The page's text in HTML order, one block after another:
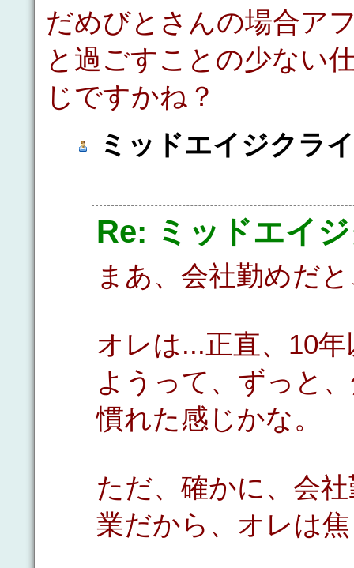
だめびとさんの場合ア
と過ごすことの少ない
じですかね？
ミッドエイジクラ
Re: ミッドエイ
まあ、会社勤めだ
オレは...正直、10
ようって、ずっと
慣れた感じかな。
ただ、確かに、会
業だから、オレは